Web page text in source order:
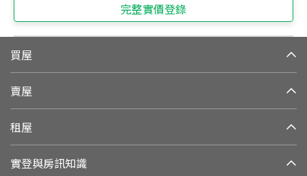
完整實價登錄
買屋
賣屋
租屋
實登與房訊知識